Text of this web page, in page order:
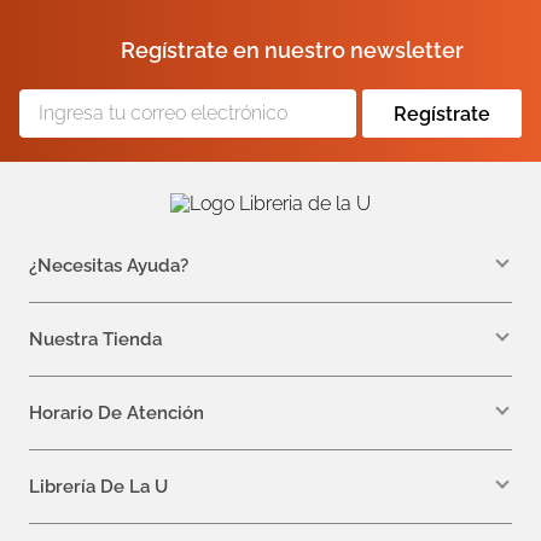
Regístrate en nuestro newsletter
Regístrate
¿Necesitas Ayuda?
WhatsApp +57 310 7157616
servicioalcliente@libreriadelau.com
Nuestra Tienda
Librería de la U - Teusaquillo
Calle 32a # 19- 24
Horario De Atención
Lunes, Jueves y Viernes: 7:00 a.m a 5:00 p.m
Martes y Miércoles: 7:00 a.m a 6:00 p.m.
Librería De La U
¿Quiénes somos?